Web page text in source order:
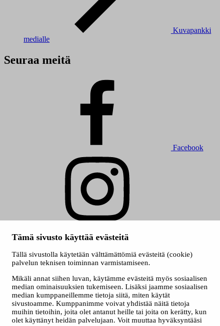
Tämä sivusto käyttää evästeitä
Tällä sivustolla käytetään välttämättömiä evästeitä (cookie)
palvelun teknisen toiminnan varmistamiseen.
Mikäli annat siihen luvan, käytämme evästeitä myös sosiaalisen
median ominaisuuksien tukemiseen. Lisäksi jaamme sosiaalisen
median kumppaneillemme tietoja siitä, miten käytät
sivustoamme. Kumppanimme voivat yhdistää näitä tietoja
muihin tietoihin, joita olet antanut heille tai joita on kerätty, kun
olet käyttänyt heidän palvelujaan. Voit muuttaa hyväksyntääsi
Kuvapankki
medialle
Seuraa meitä
Facebook
Instagram
© 2026 Tampereen kaupunki
Saavutettavuusseloste
Kuva etusivulla ylinnä: Heli Hakala